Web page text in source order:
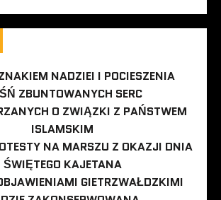
NADZIEI I POCIESZENIA
ZBUNTOWANYCH SERC
O ZWIĄZKI Z PAŃSTWEM
ISLAMSKIM
NA MARSZU Z OKAZJI DNIA
ŚWIĘTEGO KAJETANA
GIETRZWAŁDZKIMI